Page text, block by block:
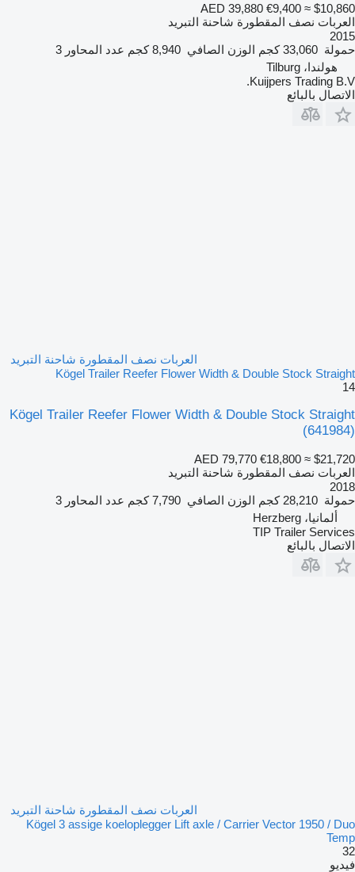
AED 39,880 €9,400 ≈ $10,860
العربات نصف المقطورة شاحنة التبريد
2015
حمولة 33,060 كجم الوزن الصافي 8,940 كجم عدد المحاور 3
هولندا، Tilburg
Kuijpers Trading B.V.
الاتصال بالبائع
العربات نصف المقطورة شاحنة التبريد
Kögel Trailer Reefer Flower Width & Double Stock Straight
14
Kögel Trailer Reefer Flower Width & Double Stock Straight
(641984)
AED 79,770 €18,800 ≈ $21,720
العربات نصف المقطورة شاحنة التبريد
2018
حمولة 28,210 كجم الوزن الصافي 7,790 كجم عدد المحاور 3
ألمانيا، Herzberg
TIP Trailer Services
الاتصال بالبائع
العربات نصف المقطورة شاحنة التبريد
Kögel 3 assige koeloplegger Lift axle / Carrier Vector 1950 / Duo
Temp
32
فيديو